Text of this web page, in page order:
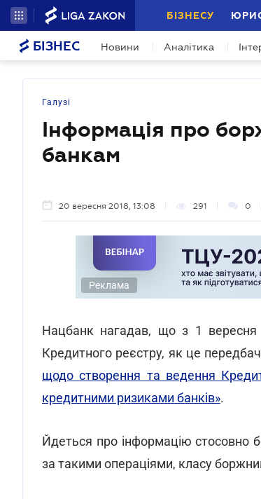
БІЗНЕСУ
БІЗНЕС Новини Аналітика
Галузі
Інформація про
банкам
20 вересня 2018, 13:08 291 0
Реклама
Нацбанк нагадав, що з 1
Кредитного реєстру, як це
щодо створення та ведення
кредитними ризиками банків».
Йдеться про інформацію стосовно
за такими операціями, класу